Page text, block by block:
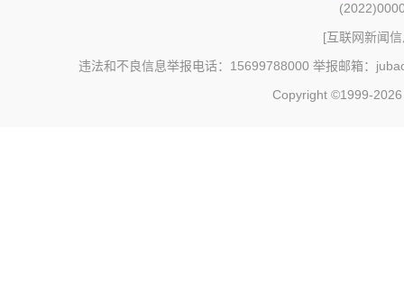
[互联网新闻
违法和不良信息举报电话：15699788000 举报邮箱：
Copyright ©1999-